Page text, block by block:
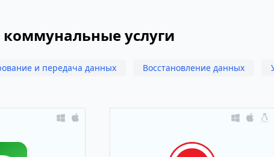
услуги
и передача данных Восстановление данных